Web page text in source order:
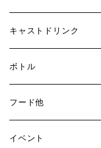
キャストドリンク
ボトル
フード他
イベント